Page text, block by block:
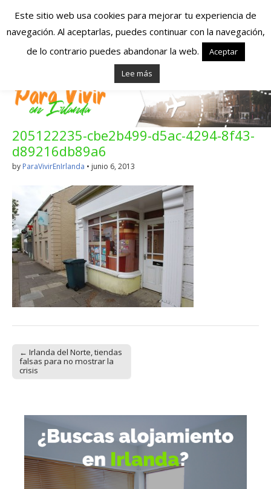
Españoles en
Irlanda – Vivir en
Irlanda – Trabajo
en Irlanda –
Alojamiento en
Irlanda
Blog dedicado a los que viven, estudian y trabajan en
Irlanda!
205122235-cbe2b499-d5ac-4294-8f43-
d89216db89a6
by ParaVivirEnIrlanda • junio 6, 2013
Post navigation
← Irlanda del Norte, tiendas
falsas para no mostrar la
crisis
Este sitio web usa cookies para mejorar tu experiencia de
navegación. Al aceptarlas, puedes continuar con la navegación,
de lo contrario puedes abandonar la web.
Aceptar
Lee más